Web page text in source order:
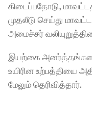
கிடைப்பதோடு,
முதலீடு செய்து
அமைச்சர்
இயற்கை அனர்த்தங்களால்
உயிரின உற்பத்தியை
மேலும் தெரிவித்தார்.